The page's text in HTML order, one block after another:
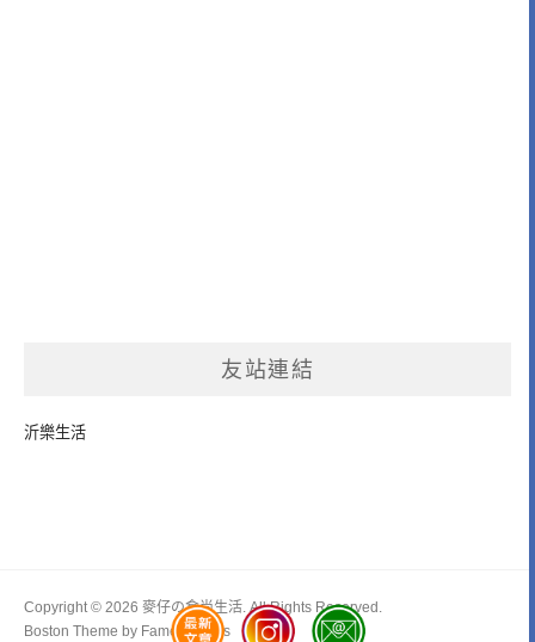
友站連結
沂樂生活
Copyright © 2026 麥仔の食尚生活. All Rights Reserved.
Boston Theme by FameThemes